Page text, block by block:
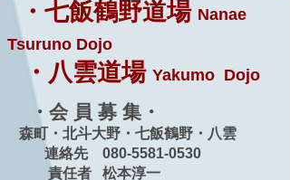
・七飯鶴野道場 Nanae
Tsuruno Dojo
・八雲道場 Yakumo Dojo
・会 員 募 集・
森町・北斗大野・七飯鶴野・八雲
連絡先 080-5581-0530
責任者 松本淳一